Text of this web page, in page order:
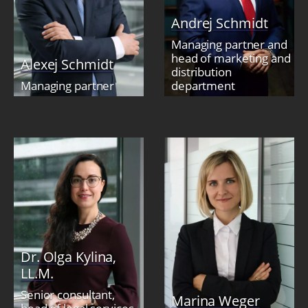
Alexej Schmidt
Managing partner
Andrej Schmidt
Managing partner and
head of marketing and
distribution
department
Dr. Olga Kylina,
LL.M.
Senior consultant,
Marina Weger